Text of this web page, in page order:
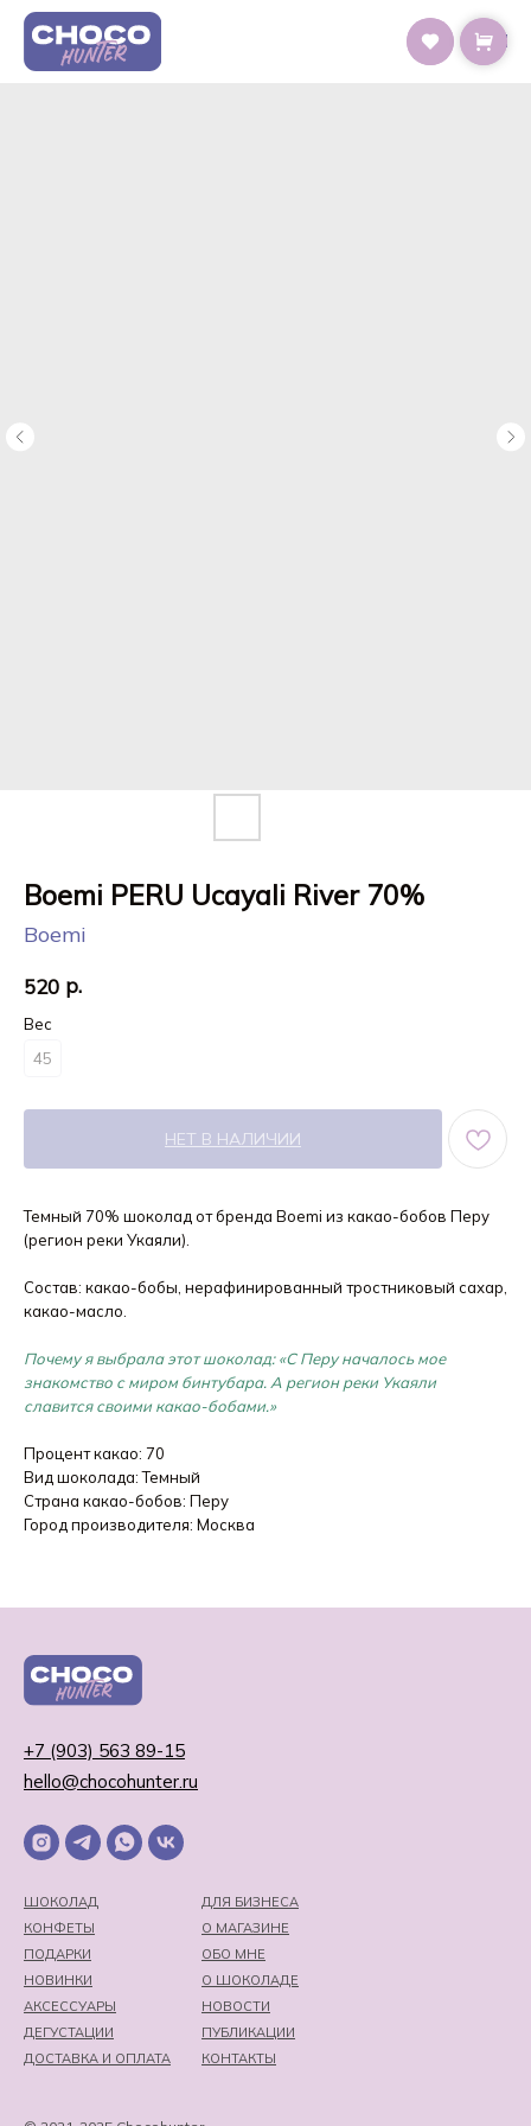
Boemi PERU Ucayali River 70%
Boemi
520 р.
Вес
45
НЕТ В НАЛИЧИИ
Темный 70% шоколад от бренда Boemi из какао-бобов Перу
(регион реки Укаяли).
Состав: какао-бобы, нерафинированный тростниковый сахар,
какао-масло.
Почему я выбрала этот шоколад: «С Перу началось мое
знакомство с миром бинтубара. А регион реки Укаяли
славится своими какао-бобами.»
Процент какао: 70
Вид шоколада: Темный
Страна какао-бобов: Перу
Город производителя: Москва
ДЛЯ БИЗНЕСА
ШОКОЛАД
+7 (903) 563 89-15
О МАГАЗИНЕ
КОНФЕТЫ
О ШОКОЛАДЕ
НОВИНКИ
hello@chocohunter.ru
НОВОСТИ
АКСЕССУАРЫ
ПУБЛИКАЦИИ
КОНТАКТЫ
ДЕГУСТАЦИИ
ДОСТАВКА И ОПЛАТА
ОБО МНЕ
ПОДАРКИ